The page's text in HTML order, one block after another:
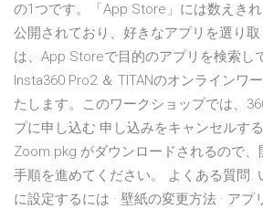
の1つです。「App Store」には数えき
公開されており、好きなアプリを選り
は、App Storeで目的のアプリを検索し
Insta360 Pro2 ＆ TITANのオンラインワ
たします。このワークショップでは、
プに申し込む 申し込みをキャンセルす
Zoom.pkg がダウンロードされるので
手順を進めてください。 よくある質問.
に設定するには · 壁紙の変更方法 · ア